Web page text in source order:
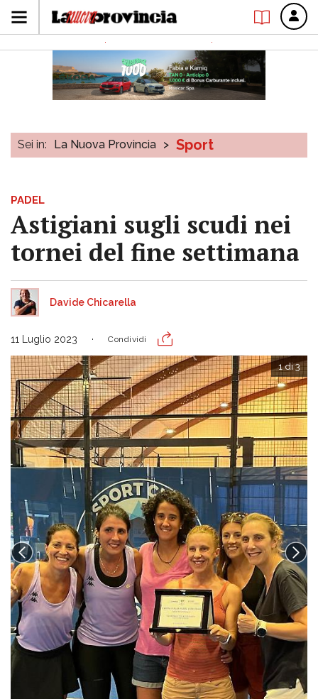
Sei in: La Nuova Provincia > Sport
PADEL
Astigiani sugli scudi nei
tornei del fine settimana
Davide Chicarella
11 Luglio 2023 Condividi
1 di 3